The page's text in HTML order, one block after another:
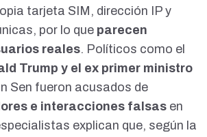
tarjeta SIM, dirección IP y
por lo que parecen
reales. Políticos como el
Trump y el ex primer ministro
Sen fueron acusados de
e interacciones falsas en
explican que, según la